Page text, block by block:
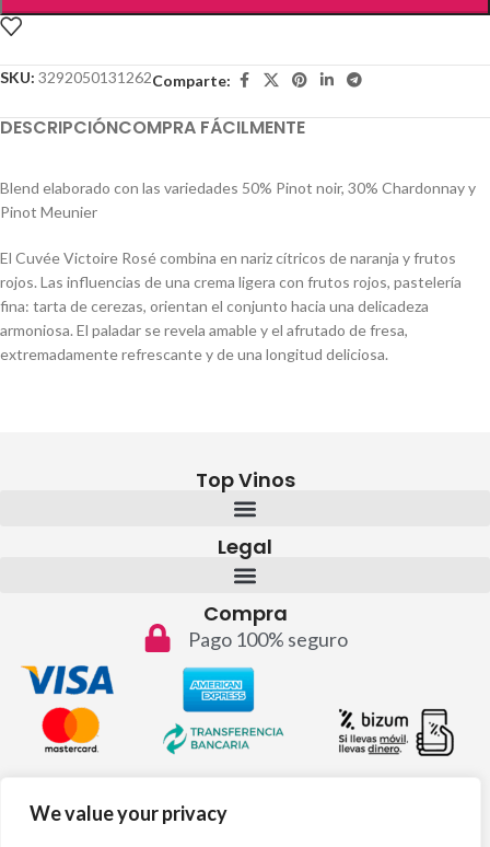
We value your privacy
SKU: 3292050131262Comparte:
DESCRIPCIÓNCOMPRA FÁCILMENTE
Blend elaborado con las variedades 50% Pinot noir, 30% Chardonnay y
Pinot Meunier
El Cuvée Victoire Rosé combina en nariz cítricos de naranja y frutos
rojos. Las influencias de una crema ligera con frutos rojos, pastelería
fina: tarta de cerezas, orientan el conjunto hacia una delicadeza
armoniosa. El paladar se revela amable y el afrutado de fresa,
extremadamente refrescante y de una longitud deliciosa.
Top Vinos
Legal
Compra
Pago 100% seguro
info@topvinos.com